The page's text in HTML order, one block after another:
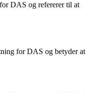
DAS og refererer til at
for DAS og betyder at